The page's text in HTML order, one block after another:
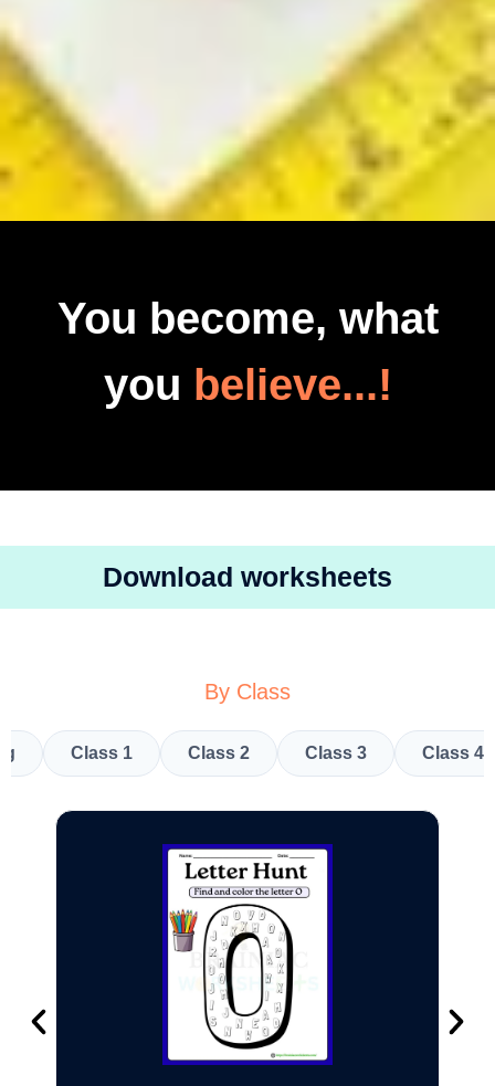
You become, what
you believe...!
Download worksheets
By Class
Class 1 Class 2 Class 3 Class 4